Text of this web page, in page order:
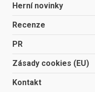
Herní novinky
Recenze
PR
Zásady cookies (EU)
Kontakt